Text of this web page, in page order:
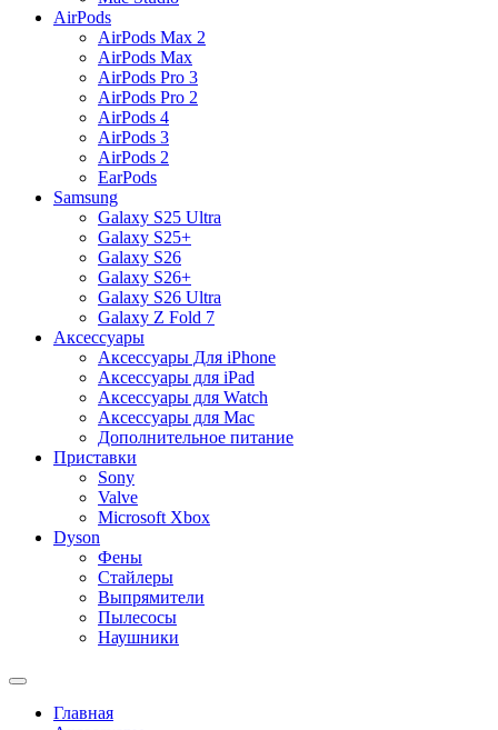
AirPods
AirPods Max 2
AirPods Max
AirPods Pro 3
AirPods Pro 2
AirPods 4
AirPods 3
AirPods 2
EarPods
Samsung
Galaxy S25 Ultra
Galaxy S25+
Galaxy S26
Galaxy S26+
Galaxy S26 Ultra
Galaxy Z Fold 7
Аксессуары
Аксессуары Для iPhone
Аксессуары для iPad
Аксессуары для Watch
Аксессуары для Mac
Дополнительное питание
Приставки
Sony
Valve
Microsoft Xbox
Dyson
Фены
Стайлеры
Выпрямители
Пылесосы
Наушники
Главная